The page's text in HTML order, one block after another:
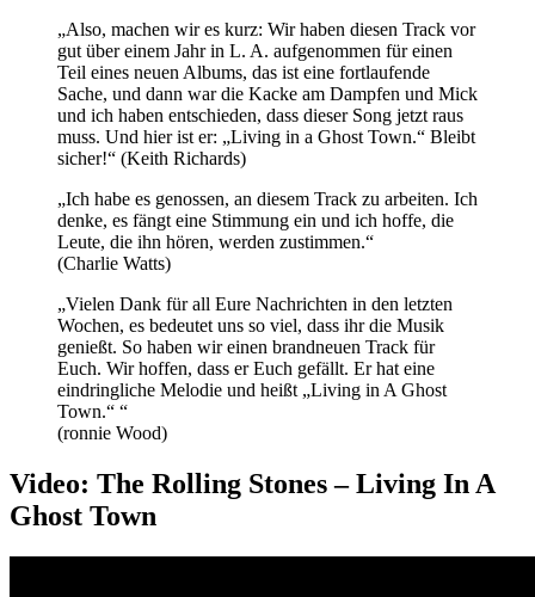
„Also, machen wir es kurz: Wir haben diesen Track vor
gut über einem Jahr in L. A. aufgenommen für einen
Teil eines neuen Albums, das ist eine fortlaufende
Sache, und dann war die Kacke am Dampfen und Mick
und ich haben entschieden, dass dieser Song jetzt raus
muss. Und hier ist er: „Living in a Ghost Town.“ Bleibt
sicher!“ (Keith Richards)
„Ich habe es genossen, an diesem Track zu arbeiten. Ich
denke, es fängt eine Stimmung ein und ich hoffe, die
Leute, die ihn hören, werden zustimmen.“
(Charlie Watts)
„Vielen Dank für all Eure Nachrichten in den letzten
Wochen, es bedeutet uns so viel, dass ihr die Musik
genießt. So haben wir einen brandneuen Track für
Euch. Wir hoffen, dass er Euch gefällt. Er hat eine
eindringliche Melodie und heißt „Living in A Ghost
Town.“ “
(ronnie Wood)
Video: The Rolling Stones – Living In A
Ghost Town